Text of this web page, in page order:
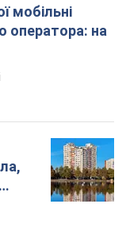
мобільні
оператора: на